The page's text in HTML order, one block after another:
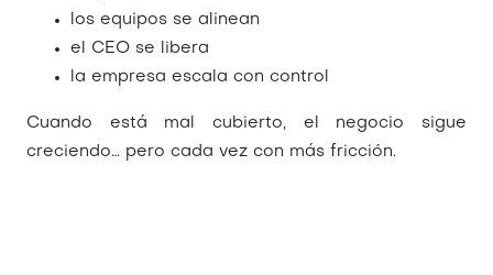
los equipos se alinean
el CEO se libera
la empresa escala con control
Cuando está mal cubierto, el negocio sigue
creciendo… pero cada vez con más fricción.